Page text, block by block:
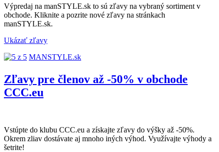
Výpredaj na manSTYLE.sk to sú zľavy na vybraný sortiment v
obchode. Kliknite a pozrite nové zľavy na stránkach
manSTYLE.sk.
Ukázať zľavy
MANSTYLE.sk
Zľavy pre členov až -50% v obchode
CCC.eu
Vstúpte do klubu CCC.eu a získajte zľavy do výšky až -50%.
Okrem zliav dostávate aj mnoho iných výhod. Využívajte výhody a
šetrite!